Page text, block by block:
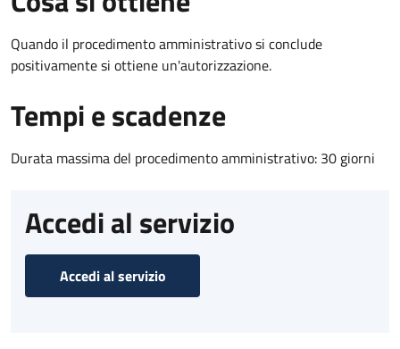
Quando il procedimento amministrativo si conclude
positivamente si ottiene un'autorizzazione.
Tempi e scadenze
Durata massima del procedimento amministrativo: 30 giorni
Accedi al servizio
Accedi al servizio